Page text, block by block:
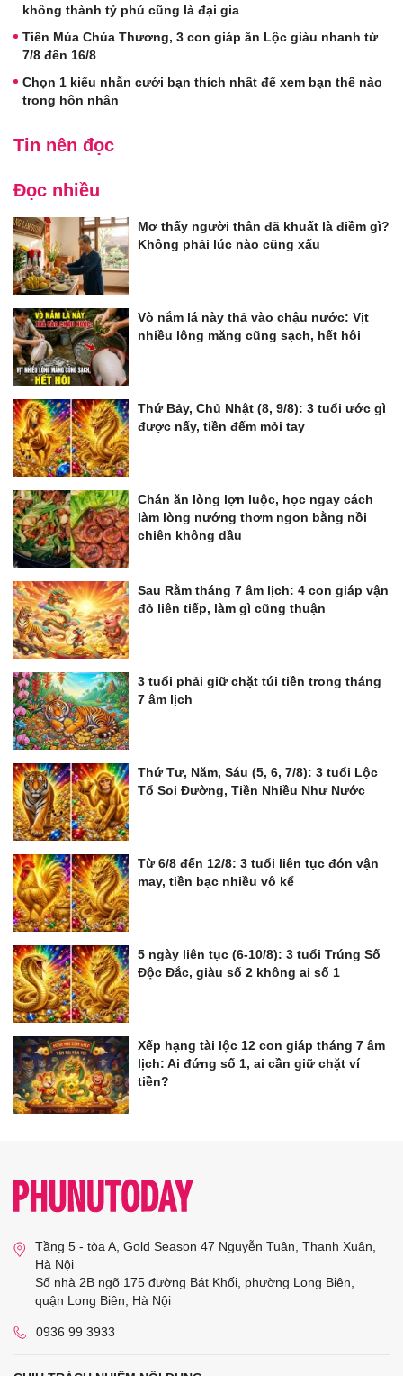
không thành tỷ phú cũng là đại gia
Tiền Múa Chúa Thương, 3 con giáp ăn Lộc giàu nhanh từ
7/8 đến 16/8
Chọn 1 kiểu nhẫn cưới bạn thích nhất để xem bạn thế nào
trong hôn nhân
Tin nên đọc
Đọc nhiều
Mơ thấy người thân đã khuất là điềm gì?
Không phải lúc nào cũng xấu
Vò nắm lá này thả vào chậu nước: Vịt
nhiều lông măng cũng sạch, hết hôi
Thứ Bảy, Chủ Nhật (8, 9/8): 3 tuổi ước gì
được nấy, tiền đếm mỏi tay
Chán ăn lòng lợn luộc, học ngay cách
làm lòng nướng thơm ngon bằng nồi
chiên không dầu
Sau Rằm tháng 7 âm lịch: 4 con giáp vận
đỏ liên tiếp, làm gì cũng thuận
3 tuổi phải giữ chặt túi tiền trong tháng
7 âm lịch
Thứ Tư, Năm, Sáu (5, 6, 7/8): 3 tuổi Lộc
Tổ Soi Đường, Tiền Nhiều Như Nước
Từ 6/8 đến 12/8: 3 tuổi liên tục đón vận
may, tiền bạc nhiều vô kể
5 ngày liên tục (6-10/8): 3 tuổi Trúng Số
Độc Đắc, giàu số 2 không ai số 1
Xếp hạng tài lộc 12 con giáp tháng 7 âm
lịch: Ai đứng số 1, ai cần giữ chặt ví
tiền?
Tầng 5 - tòa A, Gold Season 47 Nguyễn Tuân, Thanh Xuân,
Hà Nội
Số nhà 2B ngõ 175 đường Bát Khối, phường Long Biên,
quận Long Biên, Hà Nội
0936 99 3933